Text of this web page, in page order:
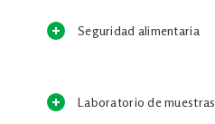
Seguridad alimentaria
Laboratorio de muestras